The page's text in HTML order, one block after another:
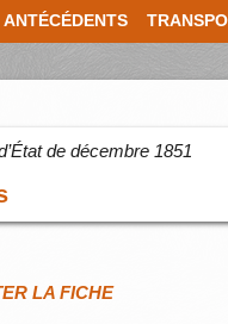
ANTÉCÉDENTS
de décembre 1851
LA FICHE